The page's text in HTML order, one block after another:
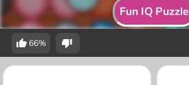
Fun IQ Puzzle
66%